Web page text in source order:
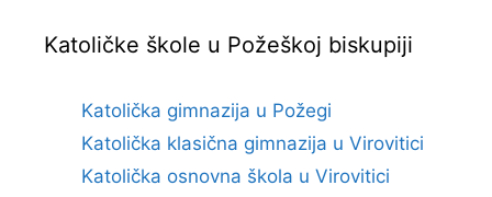
Katoličke škole u Požeškoj biskupiji
Katolička gimnazija u Požegi
Katolička klasična gimnazija u Virovitici
Katolička osnovna škola u Virovitici